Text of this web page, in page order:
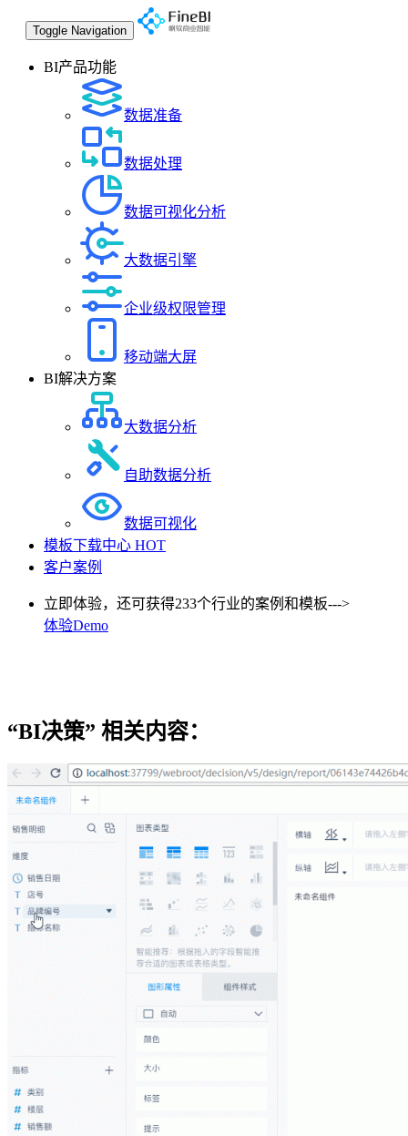
Toggle Navigation
BI产品功能
数据准备
数据处理
数据可视化分析
大数据引擎
企业级权限管理
移动端大屏
BI解决方案
大数据分析
自助数据分析
数据可视化
模板下载中心 HOT
客户案例
立即体验，还可获得233个行业的案例和模板--->
体验Demo
“BI决策” 相关内容：